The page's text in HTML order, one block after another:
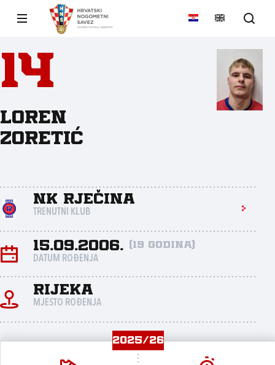
14
Loren
Zoretić
NK Rječina
TRENUTNI KLUB
15.09.2006. (19 godina)
DATUM ROĐENJA
Rijeka
MJESTO ROĐENJA
2025/26